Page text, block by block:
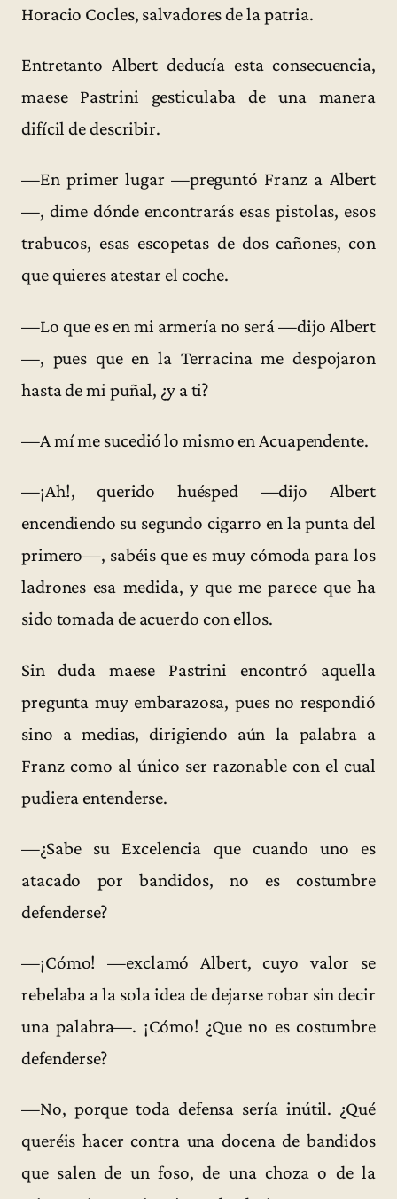
Horacio Cocles, salvadores de la patria.
Entretanto Albert deducía esta consecuencia,
maese Pastrini gesticulaba de una manera
difícil de describir.
—En primer lugar —preguntó Franz a Albert
—, dime dónde encontrarás esas pistolas, esos
trabucos, esas escopetas de dos cañones, con
que quieres atestar el coche.
—Lo que es en mi armería no será —dijo Albert
—, pues que en la Terracina me despojaron
hasta de mi puñal, ¿y a ti?
—A mí me sucedió lo mismo en Acuapendente.
—¡Ah!, querido huésped —dijo Albert
encendiendo su segundo cigarro en la punta del
primero—, sabéis que es muy cómoda para los
ladrones esa medida, y que me parece que ha
sido tomada de acuerdo con ellos.
Sin duda maese Pastrini encontró aquella
pregunta muy embarazosa, pues no respondió
sino a medias, dirigiendo aún la palabra a
Franz como al único ser razonable con el cual
pudiera entenderse.
—¿Sabe su Excelencia que cuando uno es
atacado por bandidos, no es costumbre
defenderse?
—¡Cómo! —exclamó Albert, cuyo valor se
rebelaba a la sola idea de dejarse robar sin decir
una palabra—. ¡Cómo! ¿Que no es costumbre
defenderse?
—No, porque toda defensa sería inútil. ¿Qué
queréis hacer contra una docena de bandidos
que salen de un foso, de una choza o de la